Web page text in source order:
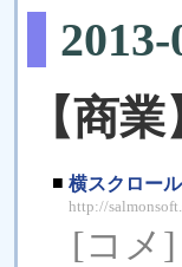
【商業
■ 横スクロー
http://
[コメ]